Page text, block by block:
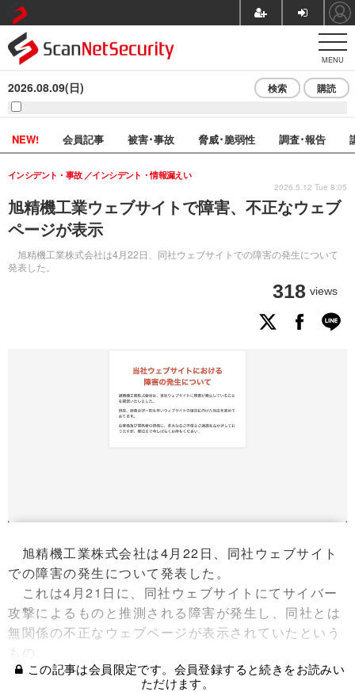
MENU
2026.08.09(日) 検索 購読
NEW! 会員記事 被害･事故 脅威･脆弱性 調査･報告
旭精機工業ウェブサイトで障害、不正なウェブ
ページが表示
旭精機工業株式会社は4月22日、同社ウェブサイトでの障害の発生について
発表した。
インシデント・事故 インシデント・情報漏えい
318 views
2026.5.12 Tue 8:05
旭精機工業株式会社は4月22日、同社ウェブサイト
での障害の発生について発表した。
これは4月21日に、同社ウェブサイトにてサイバー
攻撃によるものと推測される障害が発生し、同社とは
無関係の不正なウェブページが表示されていたという
もの。
この記事は会員限定です。会員登録すると続きをお読みい
ただけます。